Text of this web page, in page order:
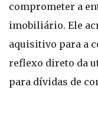
comprometer a
imobiliário. Ele
aquisitivo para a
reflexo direto da
para dívidas de